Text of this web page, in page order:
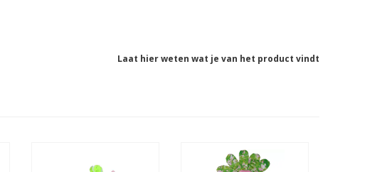
Laat hier weten wat je van het product vindt